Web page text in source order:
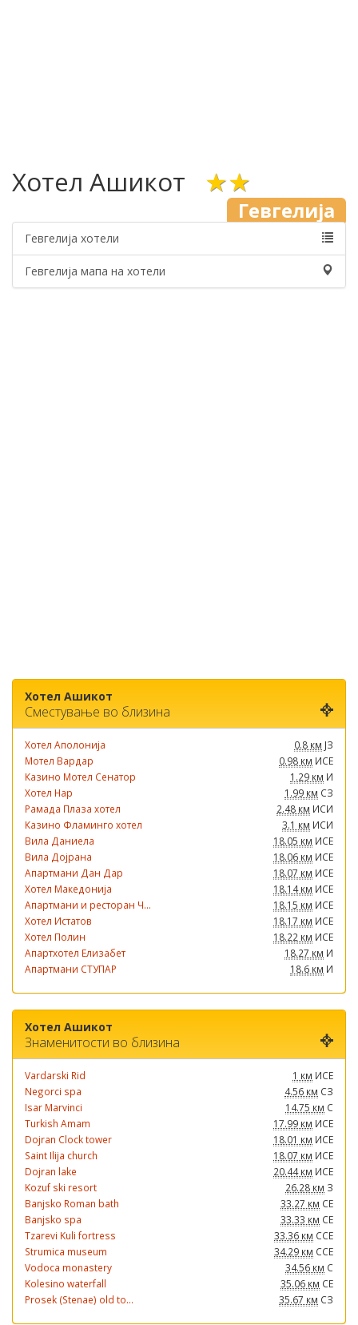
Хотел Ашикот ★★
Гевгелија
Гевгелија хотели
Гевгелија мапа на хотели
Хотел Ашикот
Сместување во близина
Хотел Аполонија 0.8 км ЈЗ
Мотел Вардар
0.98 км ИСЕ
Казино Мотел Сенатор
1.29 км И
Хотел Нар
1.99 км СЗ
Рамада Плаза хотел
2.48 км ИСИ
Казино Фламинго хотел
3.1 км ИСИ
Вила Даниела
18.05 км ИСЕ
Вила Дојрана
18.06 км ИСЕ
Апартмани Дан Дар
18.07 км ИСЕ
Хотел Македонија
18.14 км ИСЕ
Апартмани и ресторан Ч...
18.15 км ИСЕ
Хотел Истатов
18.17 км ИСЕ
Хотел Полин
18.22 км ИСЕ
Апартхотел Елизабет
18.27 км И
Апартмани СТУПАР
18.6 км И
Хотел Ашикот
Знаменитости во близина
Vardarski Rid 1 км ИСЕ
Negorci spa
4.56 км СЗ
Isar Marvinci
14.75 км С
Turkish Amam
17.99 км ИСЕ
Dojran Clock tower
18.01 км ИСЕ
Saint Ilija church
18.07 км ИСЕ
Dojran lake
20.44 км ИСЕ
Kozuf ski resort
26.28 км З
Banjsko Roman bath
33.27 км СЕ
Banjsko spa
33.33 км СЕ
Tzarevi Kuli fortress
33.36 км ССЕ
Strumica museum
34.29 км ССЕ
Vodoca monastery
34.56 км С
Kolesino waterfall
35.06 км СЕ
Prosek (Stenae) old to...
35.67 км СЗ